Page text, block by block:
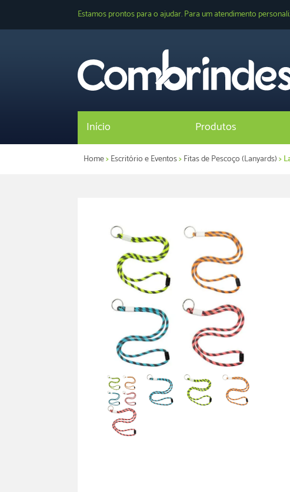
Estamos prontos para o ajudar. Para um atendimento
Início Produtos
Home>Escritório e Eventos>Fitas de Pescoço (Lanyards)>